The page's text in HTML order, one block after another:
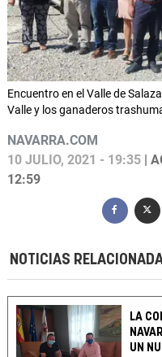
Encuentro en el Valle de
Valle y los ganaderos
NAVARRA.COM
10 JULIO, 2021 - 19:35 |
12:59
NOTICIAS
LA
UN